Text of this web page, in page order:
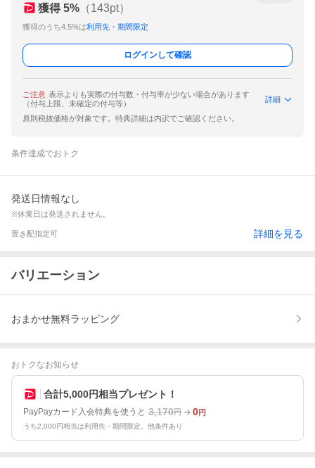
獲得 5% （143pt）
獲得のうち4.5%は利用先・期間限定
ログインして確認
ご注意 表示よりも実際の付与数・付与率が少ない場合があります
（付与上限、未確定の付与等）
詳細
原則税抜価格が対象です。特典詳細は内訳でご確認ください。
条件達成でおトク
発送日情報なし
※休業日は発送されません。
置き配指定可 詳細を見る
バリエーション
おまかせ無料ラッピング
おトクなお知らせ
合計5,000円相当プレゼント！
PayPayカード入会特典を使うと 3,170円 0円
うち2,000円相当は利用先・期間限定。他条件あり